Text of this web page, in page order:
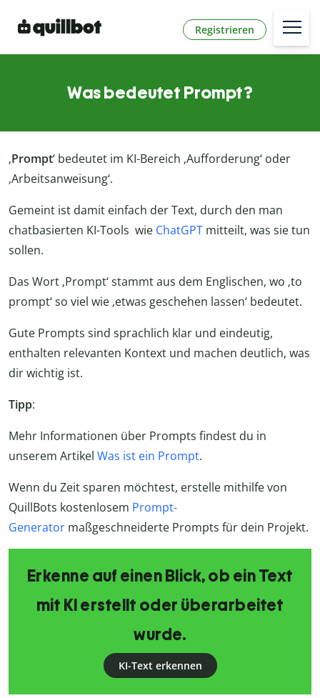
Registrieren
Was bedeutet Prompt?
‚Prompt‘ bedeutet im KI-Bereich ‚Aufforderung‘ oder
‚Arbeitsanweisung‘.
Gemeint ist damit einfach der Text, durch den man
chatbasierten KI-Tools wie ChatGPT mitteilt, was sie tun
sollen.
Das Wort ‚Prompt‘ stammt aus dem Englischen, wo ‚to
prompt‘ so viel wie ‚etwas geschehen lassen‘ bedeutet.
Gute Prompts sind sprachlich klar und eindeutig,
enthalten relevanten Kontext und machen deutlich, was
dir wichtig ist.
Tipp:
Mehr Informationen über Prompts findest du in
unserem Artikel Was ist ein Prompt.
Wenn du Zeit sparen möchtest, erstelle mithilfe von
QuillBots kostenlosem Prompt-
Generator maßgeschneiderte Prompts für dein Projekt.
Erkenne auf einen Blick, ob ein Text
mit KI erstellt oder überarbeitet
wurde.
KI-Text erkennen